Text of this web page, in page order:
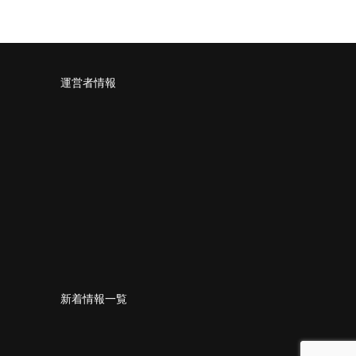
運営者情報
新着情報一覧